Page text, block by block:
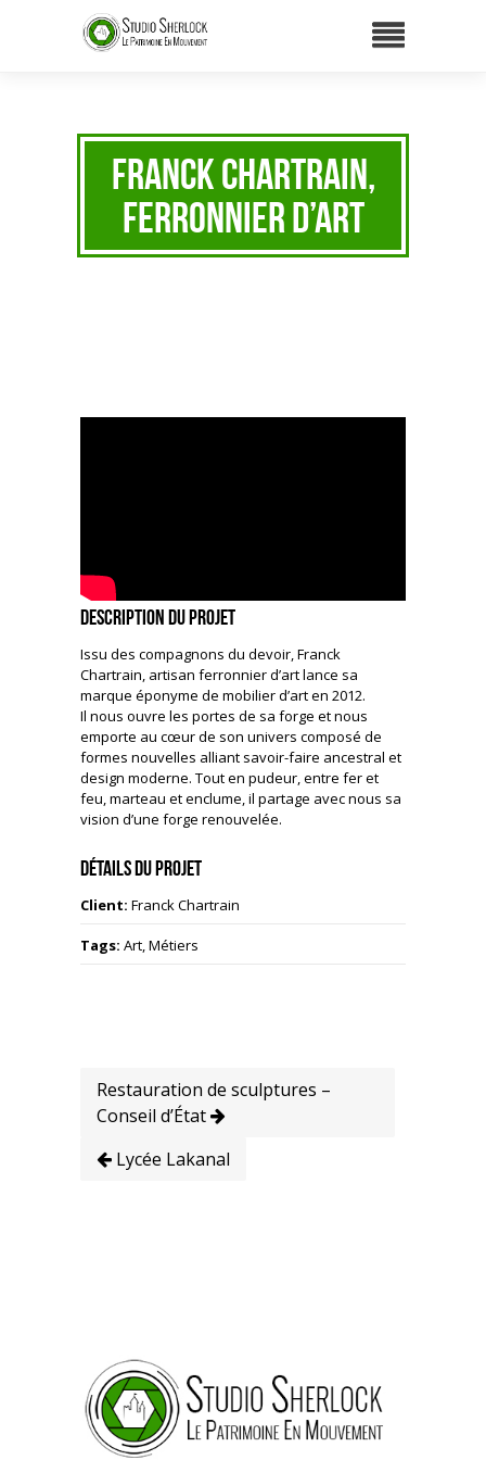
Franck Chartrain,
Ferronnier d’art
Description du projet
Issu des compagnons du devoir, Franck
Chartrain, artisan ferronnier d’art lance sa
marque éponyme de mobilier d’art en 2012.
Il nous ouvre les portes de sa forge et nous
emporte au cœur de son univers composé de
formes nouvelles alliant savoir-faire ancestral et
design moderne. Tout en pudeur, entre fer et
feu, marteau et enclume, il partage avec nous sa
vision d’une forge renouvelée.
Détails du projet
Client: Franck Chartrain
Tags: Art, Métiers
Restauration de sculptures –
Conseil d’État
Lycée Lakanal